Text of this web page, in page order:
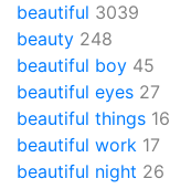
beautiful 3039
beauty 248
beautiful boy 45
beautiful eyes 27
beautiful things 16
beautiful work 17
beautiful night 26